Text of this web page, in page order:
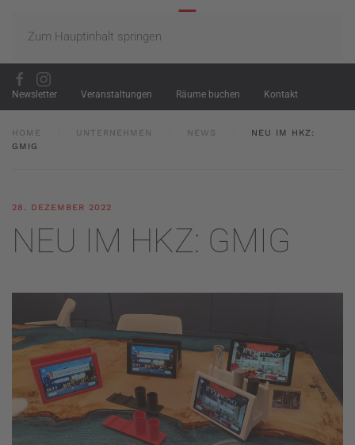
Zum Hauptinhalt springen
Newsletter Veranstaltungen Räume buchen Kontakt
HOME UNTERNEHMEN NEWS
NEU IM HKZ:
GMIG
28. DEZEMBER 2022
NEU IM HKZ: GMIG